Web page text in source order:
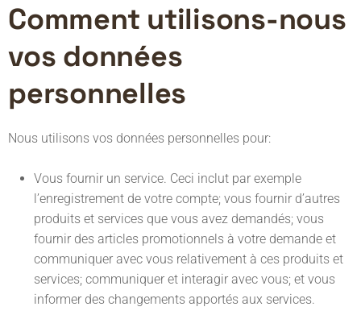
Comment utilisons-nous
vos données
personnelles
Nous utilisons vos données personnelles pour:
Vous fournir un service. Ceci inclut par exemple
l’enregistrement de votre compte; vous fournir d’autres
produits et services que vous avez demandés; vous
fournir des articles promotionnels à votre demande et
communiquer avec vous relativement à ces produits et
services; communiquer et interagir avec vous; et vous
informer des changements apportés aux services.